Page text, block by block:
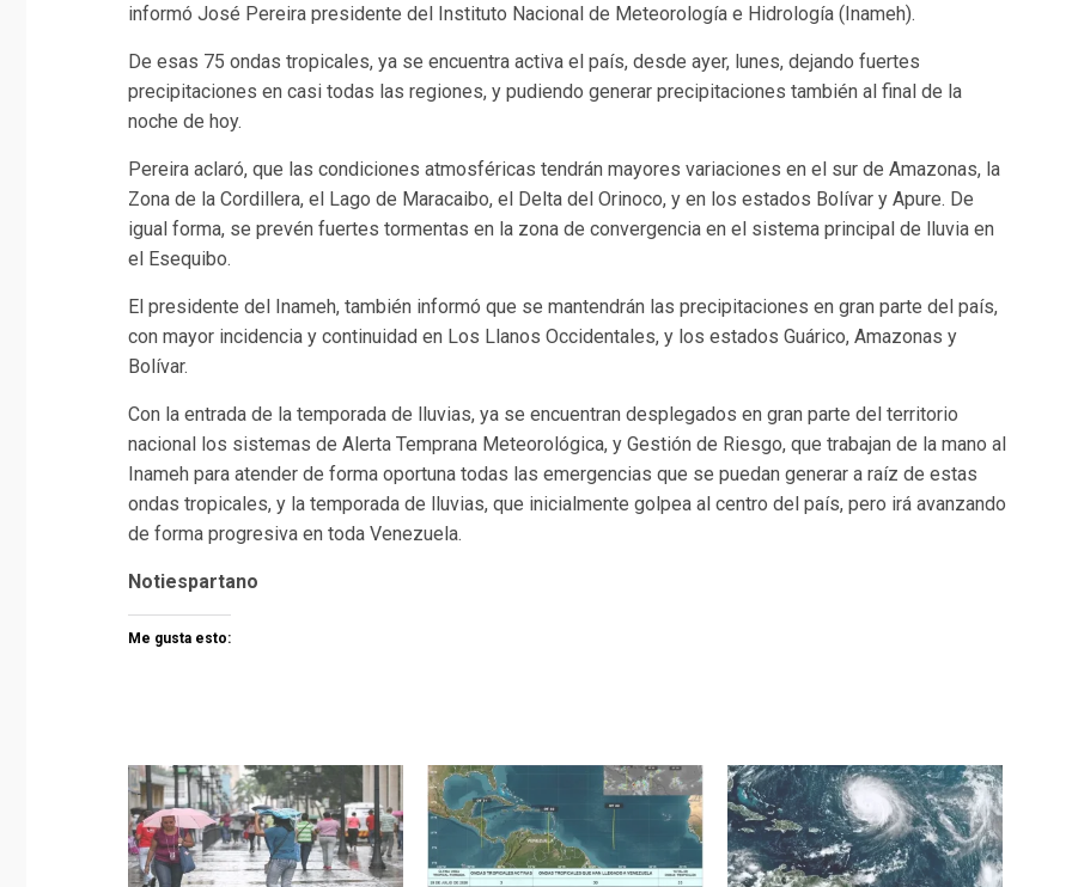
informó José Pereira presidente del Instituto Nacional de Meteorología e Hidrología (Inameh).
De esas 75 ondas tropicales, ya se encuentra activa el país, desde ayer, lunes, dejando fuertes
precipitaciones en casi todas las regiones, y pudiendo generar precipitaciones también al final de la
noche de hoy.
Pereira aclaró, que las condiciones atmosféricas tendrán mayores variaciones en el sur de Amazonas, la
Zona de la Cordillera, el Lago de Maracaibo, el Delta del Orinoco, y en los estados Bolívar y Apure. De
igual forma, se prevén fuertes tormentas en la zona de convergencia en el sistema principal de lluvia en
el Esequibo.
El presidente del Inameh, también informó que se mantendrán las precipitaciones en gran parte del país,
con mayor incidencia y continuidad en Los Llanos Occidentales, y los estados Guárico, Amazonas y
Bolívar.
Con la entrada de la temporada de lluvias, ya se encuentran desplegados en gran parte del territorio
nacional los sistemas de Alerta Temprana Meteorológica, y Gestión de Riesgo, que trabajan de la mano al
Inameh para atender de forma oportuna todas las emergencias que se puedan generar a raíz de estas
ondas tropicales, y la temporada de lluvias, que inicialmente golpea al centro del país, pero irá avanzando
de forma progresiva en toda Venezuela.
Notiespartano
Me gusta esto: